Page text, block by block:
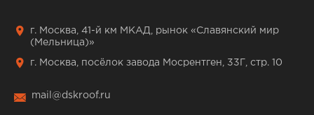
г. Москва, 41-й км МКАД, рынок «Славянский мир
(Мельница)»
г. Москва, посёлок завода Мосрентген, 33Г, стр. 10
mail@dskroof.ru